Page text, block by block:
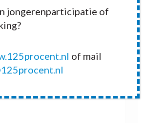
jongerenparticipatie of
of mail